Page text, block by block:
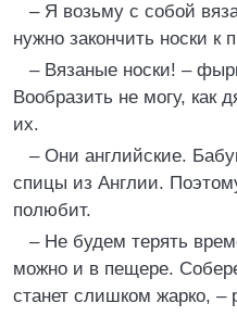
– Я возьму с собой
нужно закончить носки к
– Вязаные носки! –
Вообразить не могу, как
их.
– Они английские.
спицы из Англии.
полюбит.
– Не будем терять
можно и в пещере.
станет слишком жарко, –